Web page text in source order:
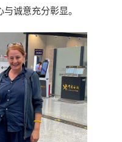
诚意充分彰显。